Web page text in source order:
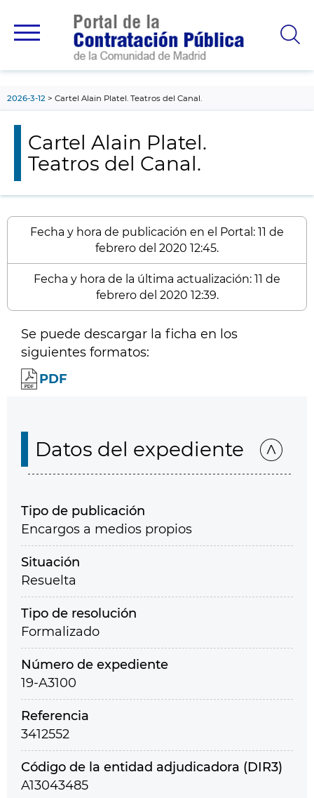
principal
2026-3-12 Cartel Alain Platel. Teatros del Canal.
Cartel Alain Platel.
Teatros del Canal.
Fecha y hora de publicación en el Portal: 11 de
febrero del 2020 12:45.
Fecha y hora de la última actualización: 11 de
febrero del 2020 12:39.
Se puede descargar la ficha en los
siguientes formatos:
PDF
Datos del expediente
Tipo de publicación
Encargos a medios propios
Situación
Resuelta
Tipo de resolución
Formalizado
Número de expediente
19-A3100
Referencia
3412552
Código de la entidad adjudicadora (DIR3)
A13043485